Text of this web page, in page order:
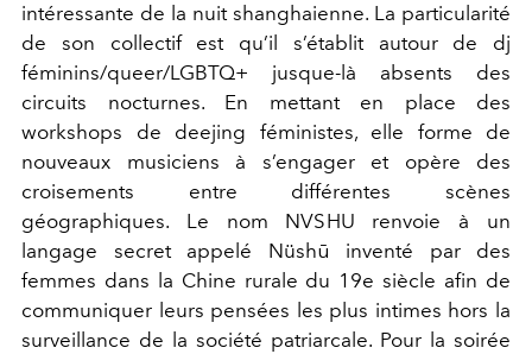
intéressante de la nuit shanghaienne. La particularité
de son collectif est qu’il s’établit autour de dj
féminins/queer/LGBTQ+ jusque-là absents des
circuits nocturnes. En mettant en place des
workshops de deejing féministes, elle forme de
nouveaux musiciens à s’engager et opère des
croisements entre différentes scènes
géographiques. Le nom NVSHU renvoie à un
langage secret appelé Nüshū inventé par des
femmes dans la Chine rurale du 19e siècle afin de
communiquer leurs pensées les plus intimes hors la
surveillance de la société patriarcale. Pour la soirée